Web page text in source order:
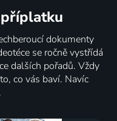
dokumenty
se ročně vystřídá
dalších pořadů. Vždy
co vás baví. Navíc